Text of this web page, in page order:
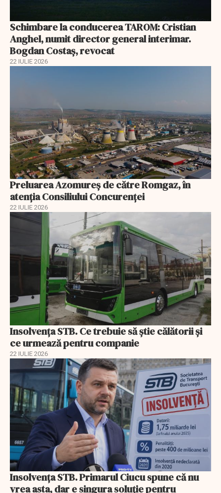
Schimbare la conducerea TAROM: Cristian
Anghel, numit director general interimar.
Bogdan Costaș, revocat
22 IULIE 2026
Preluarea Azomureş de către Romgaz, în
atenţia Consiliului Concurenţei
22 IULIE 2026
Insolvenţa STB. Ce trebuie să ştie călătorii şi
ce urmează pentru companie
22 IULIE 2026
Insolvenţa STB. Primarul Ciucu spune că nu
vrea asta, dar e singura soluţie pentru